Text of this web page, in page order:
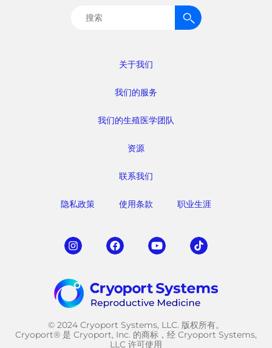
关于我们
我们的服务
我们的生殖医学团队
资源
联系我们
隐私政策 使用条款 职业生涯
搜
© 2024 Cryoport Systems, LLC. 版权所有。
Cryoport® 是 Cryoport, Inc. 的商标，经 Cryoport Systems,
LLC 许可使用